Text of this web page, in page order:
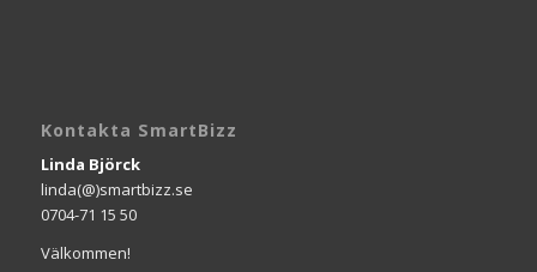
Kontakta SmartBizz
Linda Björck
linda(@)smartbizz.se
0704-71 15 50
Välkommen!